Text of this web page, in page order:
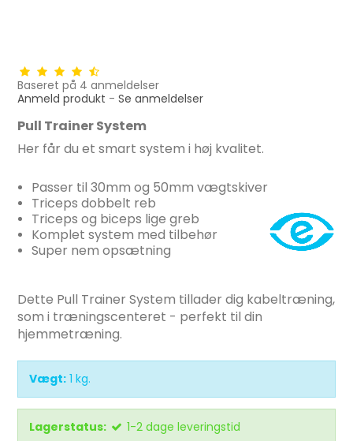
Baseret på 4 anmeldelser
Anmeld produkt -Se anmeldelser
Pull Trainer System
Her får du et smart system i høj kvalitet.
Passer til 30mm og 50mm vægtskiver
Triceps dobbelt reb
Triceps og biceps lige greb
Komplet system med tilbehør
Super nem opsætning
Dette Pull Trainer System tillader dig kabeltræning,
som i træningscenteret - perfekt til din
hjemmetræning.
Vægt: 1 kg.
Lagerstatus: 1-2 dage leveringstid